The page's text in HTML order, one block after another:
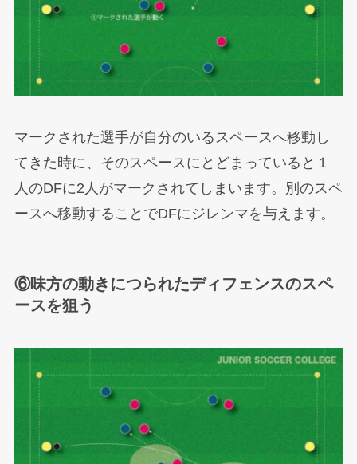
マークされた選手が自分のいるスペースへ移動し
てきた時に、そのスペースにとどまっていると１
人のDFに2人がマークされてしまいます。別のスペ
ースへ移動することでDFにジレンマを与えます。
⑥味方の動きにつられたディフェンスのスペ
ースを狙う